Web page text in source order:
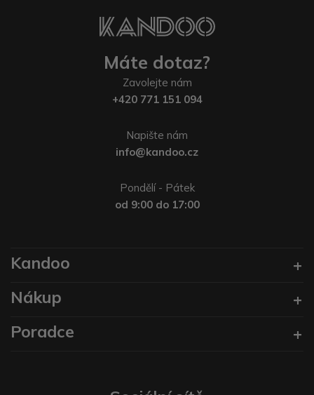
Máte dotaz?
Zavolejte nám
+420 771 151 094
Napište nám
info@kandoo.cz
Pondělí - Pátek
od 9:00 do 17:00
Kandoo
Nákup
Poradce